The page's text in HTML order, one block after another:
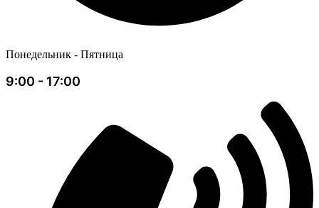
Понедельник - Пятница
9:00 - 17:00